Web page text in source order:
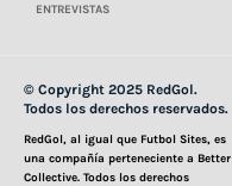
ENTREVISTAS
© Copyright 2025 RedGol.
Todos los derechos reservados.
RedGol, al igual que Futbol Sites, es
una compañía perteneciente a Better
Collective. Todos los derechos